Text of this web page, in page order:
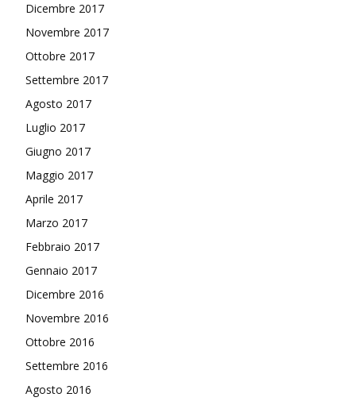
Dicembre 2017
Novembre 2017
Ottobre 2017
Settembre 2017
Agosto 2017
Luglio 2017
Giugno 2017
Maggio 2017
Aprile 2017
Marzo 2017
Febbraio 2017
Gennaio 2017
Dicembre 2016
Novembre 2016
Ottobre 2016
Settembre 2016
Agosto 2016